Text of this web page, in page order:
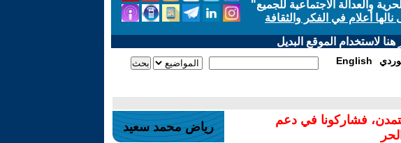
والعدالة الاجتماعية للجميع"
أعلام في الفكر والثقافة
لاستخدام الموقع البديل
English
فشاركونا في دعم
رياض محمد سعيد